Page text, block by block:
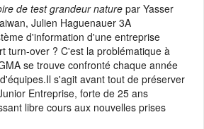
de test grandeur nature par Yasser
Julien Haguenauer 3A
d'information d'une entreprise
turn-over ? C'est la problématique à
se trouve confronté chaque année
s'agit avant tout de préserver
Entreprise, forte de 25 ans
libre cours aux nouvelles prises